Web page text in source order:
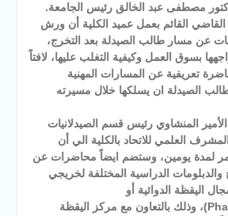
مصطفى عبد الخالق رئيس الجامعة.
القائم بعمل عميد الكلية أن ورش
عن مسار طالب الصيدلة بعد التخرج،
بسوق العمل وكيفية التغلب عليها، لافتاً
تعريفية عن المسارات المهنية
الصيدلة ان يسلكها خلال مسيرته
المنشاوي رئيس قسم الصيدلانيات
العلمي للاتحاد بالكلية الي أن
لمدة يومين، وستضم ايضاً محاضرات عن
الدراسية المختلفة لخريجي
اليقظة الدوائية أو
ال(Pharmacovigilance)، وذلك بالتعاون مع مركز اليقظة